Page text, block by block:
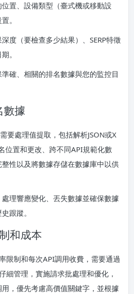
置、設備類型（臺式機或移動設
。
度（要檢查多少結果）、SERP特徵
。
確、相關的排名數據與您的監控目
數據
要處理值提取，包括解析JSON或X
位置和更改、跨不同API規範化數
性以及將數據存儲在數據庫中以供
理響應變化、丟失數據並確保數據
跟蹤。
和成本
限制和每次API調用收費，需要通過
細管理，實施請求批處理和優化，
，優先考慮高價值關鍵字，並根據